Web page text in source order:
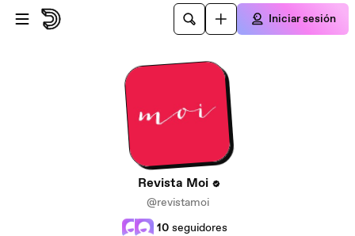
Saltar al contenido principal
Iniciar sesión
Revista Moi
@revistamoi
10 seguidores